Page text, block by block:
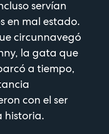
servían
en mal estado.
circunnavegó
la gata que
a tiempo,
con el ser
historia.